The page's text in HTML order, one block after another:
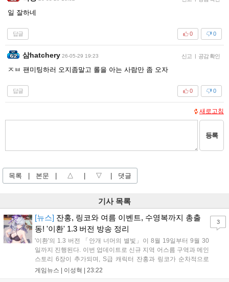
일 잘하네
답글 0
0
삼hatchery 26-05-29 19:23 신고 | 공감 확인
ㅈㅂ 팬미팅하러 오지좀말고 롤을 아는 사람만 좀 오자
답글 0
0
새로고침
등록
목록 | 본문 | △ | ▽ | 댓글
기사 목록
[뉴스] 잔홍, 링코와 여름 이벤트, 수영복까지 총출
동! '이환' 1.3 버전 방송 정리
'이환'의 1.3 버전 「안개 너머의 별빛」이 8월 19일부터 9월 30
일까지 진행된다. 이번 업데이트로 신규 지역 어스름 구역과 메인
스토리 6장이 추가되며, S급 캐릭터 잔홍과 링코가 순차적으로
등장한다. 여름 시즌을 맞아 비치발리볼, 수상 오토바이 등 다채
게임뉴스 | 이성혁 | 23:22
3